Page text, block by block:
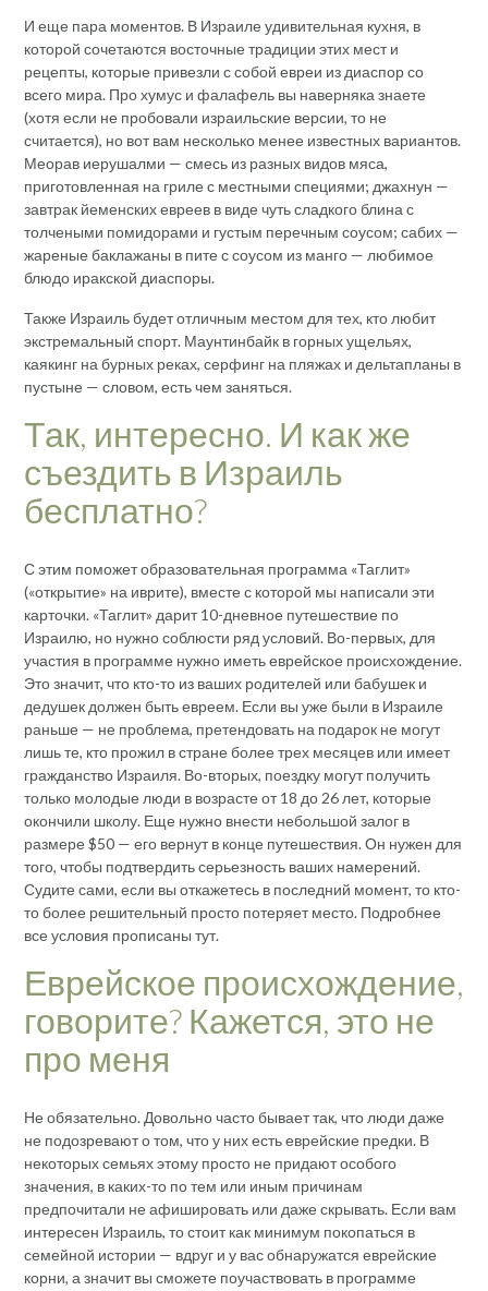
И еще пара моментов. В Израиле удивительная кухня, в
которой сочетаются восточные традиции этих мест и
рецепты, которые привезли с собой евреи из диаспор со
всего мира. Про хумус и фалафель вы наверняка знаете
(хотя если не пробовали израильские версии, то не
считается), но вот вам несколько менее известных вариантов.
Меорав иерушалми — смесь из разных видов мяса,
приготовленная на гриле с местными специями; джахнун —
завтрак йеменских евреев в виде чуть сладкого блина с
толчеными помидорами и густым перечным соусом; сабих —
жареные баклажаны в пите с соусом из манго — любимое
блюдо иракской диаспоры.
Также Израиль будет отличным местом для тех, кто любит
экстремальный спорт. Маунтинбайк в горных ущельях,
каякинг на бурных реках, серфинг на пляжах и дельтапланы в
пустыне — словом, есть чем заняться.
Так, интересно. И как же
съездить в Израиль
бесплатно?
С этим поможет образовательная программа «Таглит»
(«открытие» на иврите), вместе с которой мы написали эти
карточки. «Таглит» дарит 10-дневное путешествие по
Израилю, но нужно соблюсти ряд условий. Во-первых, для
участия в программе нужно иметь еврейское происхождение.
Это значит, что кто-то из ваших родителей или бабушек и
дедушек должен быть евреем. Если вы уже были в Израиле
раньше — не проблема, претендовать на подарок не могут
лишь те, кто прожил в стране более трех месяцев или имеет
гражданство Израиля. Во-вторых, поездку могут получить
только молодые люди в возрасте от 18 до 26 лет, которые
окончили школу. Еще нужно внести небольшой залог в
размере $50 — его вернут в конце путешествия. Он нужен для
того, чтобы подтвердить серьезность ваших намерений.
Судите сами, если вы откажетесь в последний момент, то кто-
то более решительный просто потеряет место. Подробнее
все условия прописаны тут.
Еврейское происхождение,
говорите? Кажется, это не
про меня
Не обязательно. Довольно часто бывает так, что люди даже
не подозревают о том, что у них есть еврейские предки. В
некоторых семьях этому просто не придают особого
значения, в каких-то по тем или иным причинам
предпочитали не афишировать или даже скрывать. Если вам
интересен Израиль, то стоит как минимум покопаться в
семейной истории — вдруг и у вас обнаружатся еврейские
корни, а значит вы сможете поучаствовать в программе